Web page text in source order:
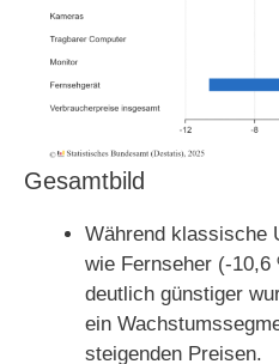
Gesamtbild
Während klassische
wie Fernseher (-
deutlich günstiger
ein
steigenden Preisen.